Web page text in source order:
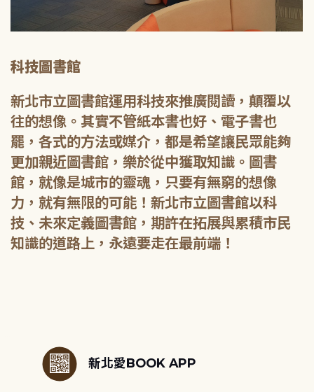
科技圖書館
新北市立圖書館運用科技來推廣閱讀，顛覆以
往的想像。其實不管紙本書也好、電子書也
罷，各式的方法或媒介，都是希望讓民眾能夠
更加親近圖書館，樂於從中獲取知識。圖書
館，就像是城市的靈魂，只要有無窮的想像
力，就有無限的可能！新北市立圖書館以科
技、未來定義圖書館，期許在拓展與累積市民
知識的道路上，永遠要走在最前端！
新北愛BOOK APP